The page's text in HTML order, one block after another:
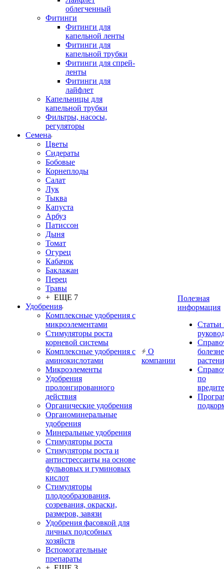
облегченный
Фитинги
Фитинги для
капельной ленты
Фитинги для
капельной трубки
Фитинги для спрей-
ленты
Фитинги для
лайфлет
Капельницы для
капельной трубки
Фильтры, насосы,
регуляторы
Семена
Цветы
Сидераты
Бобовые
Корнеплоды
Салат
Лук
Тыква
Капуста
Арбуз
Патиссон
Дыня
Томат
Огурец
Кабачок
Баклажан
Перец
Травы
+ ЕЩЕ 7
Удобрения
Комплексные удобрения с
микроэлементами
Стимуляторы роста
корневой системы
Комплексные удобрения с
аминокислотами
Микроэлементы
Удобрения
пролонгированного
действия
Органические удобрения
Органоминеральные
удобрения
Минеральные удобрения
Стимуляторы роста
Стимуляторы роста и
антистрессанты на основе
фульвовых и гуминовых
кислот
Стимуляторы
плодообразования,
созревания, окраски,
размеров, завязи
Удобрения фасовкой для
личных подсобных
хозяйств
Вспомогательные
препараты
О
компании
Полезная
информация
Статьи
по